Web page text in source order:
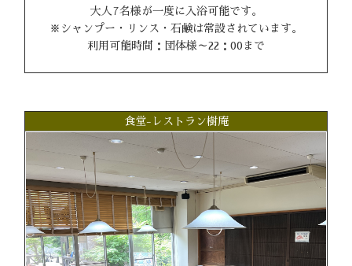
大人7名様が一度に入浴可能です。
※シャンプー・リンス・石鹸は常設されています。
利用可能時間：団体様～22：00まで
食堂-レストラン樹庵